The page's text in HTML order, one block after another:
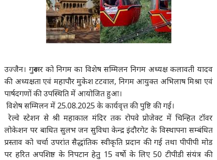
उज्जैन। गुरूवार को निगम का विशेष सम्मिलन निगम अध्यक्ष कलावती यादव
की अध्यक्षता एवं महापौर मुकेश टटवाल, निगम आयुक्त अभिलाष मिश्रा एवं
पार्षदगणों की उपस्थिति में आयोजित हुआ।
विशेष सम्मिलन में 25.08.2025 के कार्यवृत्त की पुष्टि की गई।
रेल्वे स्टेशन से श्री महाकाल मंदिर तक रोपवे प्रोजेक्ट में चिन्हित टॉवर
लोकेशन पर बाधित सुलभ जन सुविधा केन्द्र इंदौरगेट के विस्थापना सम्बंधित
प्रस्ताव को चर्चा उपरांत सैद्धांतिक स्वीकृति प्रदान की गई तथा पीपीपी मोड
पर हरित अपशिष्ठ के निपटान हेतु 15 वर्षो के लिए 50 टीपीडी संयंत्र की